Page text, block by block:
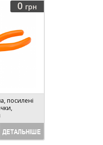
0 грн
посилені
ДЕТАЛЬНІШЕ